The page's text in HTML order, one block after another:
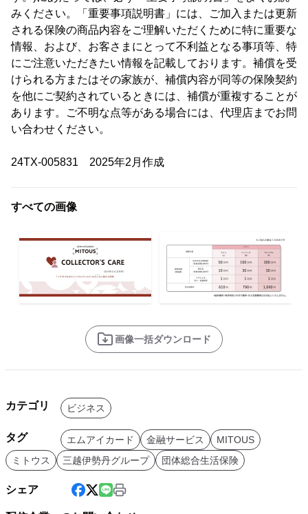
みください。「重要事項説明書」には、ご加入または更新
される保険の商品内容をご理解いただくために特に重要な
情報、および、お客さまにとって不利益となる事項等、特
にご注意いただきたい情報を記載しております。補償を受
けられる方またはその家族が、補償内容が同等の保険契約
を他にご契約されているときには、補償が重複することが
あります。ご不明な点等がある場合には、代理店までお問
い合わせください。
24TX-005831 2025年2月作成
すべての画像
画像一括ダウンロード
カテゴリ ビジネス
タグ エムアイカード 金融サービス
MITOUS
ミトウス
三越伊勢丹グループ 団体総合生活保険
シェア